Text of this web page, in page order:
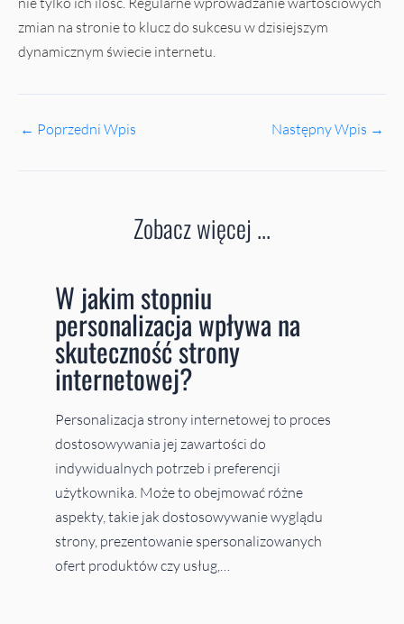
zmian na stronie to klucz do sukcesu w dzisiejszym
dynamicznym świecie internetu.
← Poprzedni Wpis Następny Wpis →
Zobacz więcej ...
W jakim stopniu
personalizacja wpływa na
skuteczność strony
internetowej?
Personalizacja strony internetowej to proces
dostosowywania jej zawartości do
indywidualnych potrzeb i preferencji
użytkownika. Może to obejmować różne
aspekty, takie jak dostosowywanie wyglądu
strony, prezentowanie spersonalizowanych
ofert produktów czy usług,…